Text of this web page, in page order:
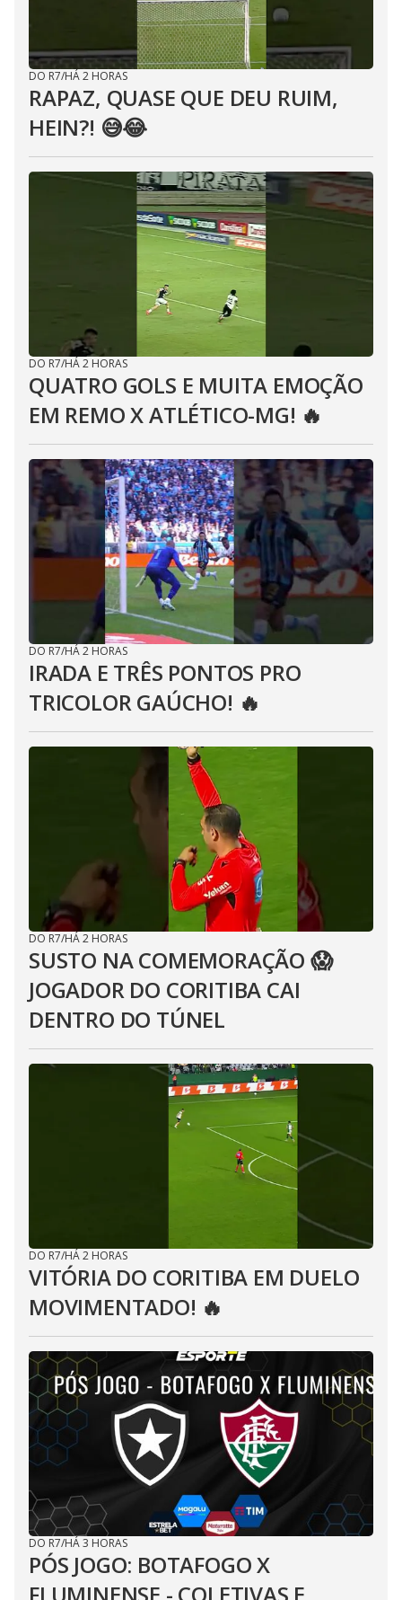
DO R7/HÁ 2 HORAS
RAPAZ, QUASE QUE DEU RUIM,
HEIN?! 😅😂⁣
DO R7/HÁ 2 HORAS
QUATRO GOLS E MUITA EMOÇÃO
EM REMO X ATLÉTICO-MG! 🔥
DO R7/HÁ 2 HORAS
IRADA E TRÊS PONTOS PRO
TRICOLOR GAÚCHO! 🔥
DO R7/HÁ 2 HORAS
SUSTO NA COMEMORAÇÃO 😱
JOGADOR DO CORITIBA CAI
DENTRO DO TÚNEL
DO R7/HÁ 2 HORAS
VITÓRIA DO CORITIBA EM DUELO
MOVIMENTADO! 🔥
DO R7/HÁ 3 HORAS
PÓS JOGO: BOTAFOGO X